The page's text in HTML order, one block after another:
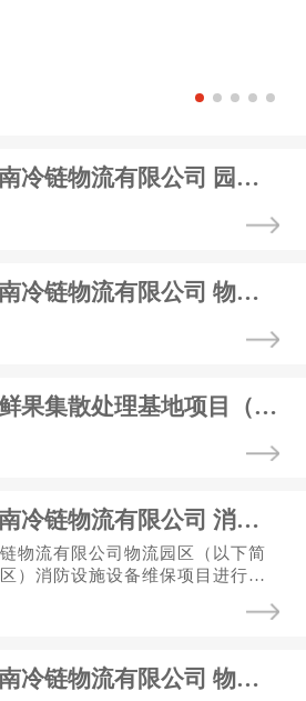
重庆三磊渝东南冷链物流有限公司 园区及农批市场消防设施设备维保服务 中标（选）结果公告
重庆三磊渝东南冷链物流有限公司 物流园区公厕改建项目 中标（选）结果公告
三峡柑橘忠县鲜果集散处理基地项目（渝东北农副产品及进出口肉类冷链加工集配中心一期）1号车间塑料周转筐采购中标（选）结果公告
重庆三磊渝东南冷链物流有限公司 消防设施设备维保单位比选公告
物流有限公司物流园区（以下简
）消防设施设备维保项目进行比
三磊...
重庆三磊渝东南冷链物流有限公司 物流园区公厕改建项目比选公告